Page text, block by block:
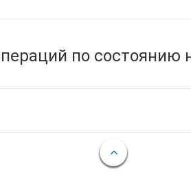
по состоянию